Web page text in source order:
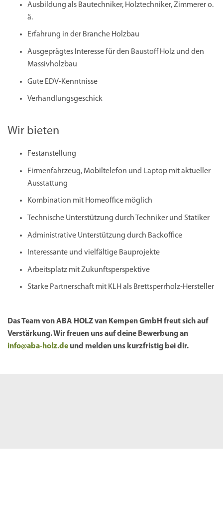
Ausbildung als Bautechniker, Holztechniker, Zimmerer o.
ä.
Erfahrung in der Branche Holzbau
Ausgeprägtes Interesse für den Baustoff Holz und den
Massivholzbau
Gute EDV-Kenntnisse
Verhandlungsgeschick
Wir bieten
Festanstellung
Firmenfahrzeug, Mobiltelefon und Laptop mit aktueller
Ausstattung
Kombination mit Homeoffice möglich
Technische Unterstützung durch Techniker und Statiker
Administrative Unterstützung durch Backoffice
Interessante und vielfältige Bauprojekte
Arbeitsplatz mit Zukunftsperspektive
Starke Partnerschaft mit KLH als Brettsperrholz-Hersteller
Das Team von ABA HOLZ van Kempen GmbH freut sich auf
Verstärkung. Wir freuen uns auf deine Bewerbung an
info@aba-holz.de und melden uns kurzfristig bei dir.